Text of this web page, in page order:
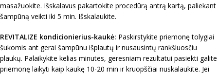
masažuokite. Išskalavus pakartokite procedūrą antrą kartą, paliekant
šampūną veikti iki 5 min. Išskalaukite.
REVITALIZE kondicionierius-kaukė: Paskirstykite priemonę tolygiai
šukomis ant gerai šampūnu išplautų ir nusausintų rankšluosčiu
plaukų. Palaikykite kelias minutes, geresniam rezultatui pasiekti galite
priemonę laikyti kaip kaukę 10-20 min ir kruopščiai nuskalaukite. Jei